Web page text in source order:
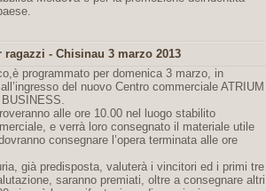
- Chisinau 3 marzo 2013
programmato per domenica 3 marzo, in
del nuovo Centro commerciale ATRIUM
alle ore 10.00 nel luogo stabilito
e verrà loro consegnato il materiale utile
consegnare l’opera terminata alle ore
già predisposta, valuterà i vincitori ed i primi tre
saranno premiati, oltre a consegnare altri